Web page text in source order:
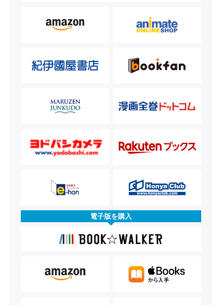
電子版を購入